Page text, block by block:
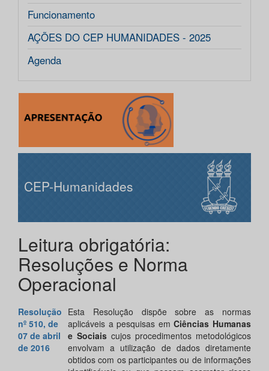
Funcionamento
AÇÕES DO CEP HUMANIDADES - 2025
Agenda
CEP-Humanidades
Leitura obrigatória:
Resoluções e Norma
Operacional
Resolução
nº 510, de
07 de abril
de 2016
Esta Resolução dispõe sobre as normas
aplicáveis a pesquisas emCiências Humanas
e Sociais cujos procedimentos metodológicos
envolvam a utilização de dados diretamente
obtidos com os participantes ou de informações